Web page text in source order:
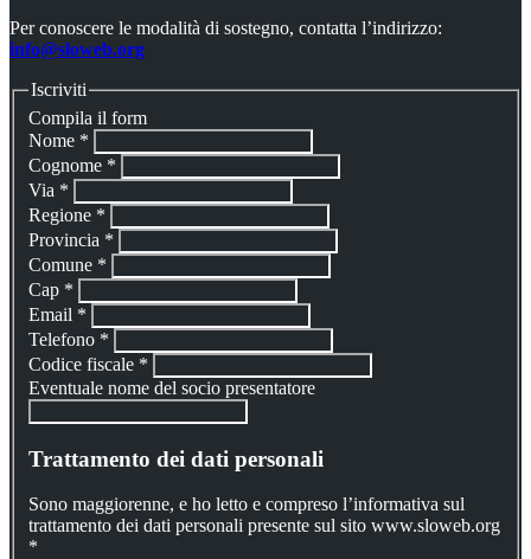
Per conoscere le modalità di sostegno, contatta l’indirizzo:
info@sloweb.org
Iscriviti
Compila il form
Nome *
Cognome *
Via *
Regione *
Provincia *
Comune *
Cap *
Email *
Telefono *
Codice fiscale *
Eventuale nome del socio presentatore
Trattamento dei dati personali
Sono maggiorenne, e ho letto e compreso l’informativa sul
trattamento dei dati personali presente sul sito www.sloweb.org
*